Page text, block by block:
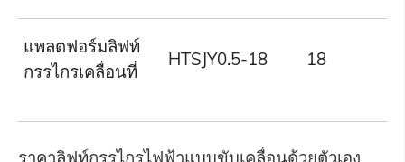
แพลตฟอร์มลิฟท์
กรรไกรเคลื่อนที่
HTSJY0.5-18 18
ราคาลิฟท์กรรไกรไฟฟ้าแบบขับเคลื่อนด้วยตัวเอง